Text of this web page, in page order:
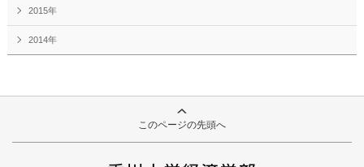
2015年
2014年
このページの先頭へ